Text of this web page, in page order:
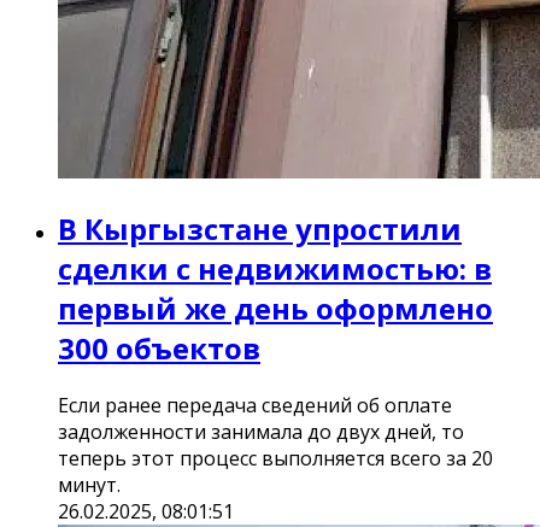
В Кыргызстане упростили
сделки с недвижимостью: в
первый же день оформлено
300 объектов
Если ранее передача сведений об оплате
задолженности занимала до двух дней, то
теперь этот процесс выполняется всего за 20
минут.
26.02.2025, 08:01:51